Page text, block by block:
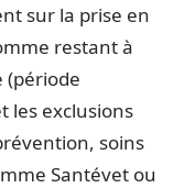
sur la prise en
restant à
(période
les exclusions
soins
Santévet ou